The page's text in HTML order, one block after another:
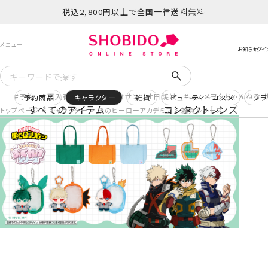
税込2,800円以上で全国一律送料無料
予約 再入荷 ヒロアカ サンリオ日焼け コスメヲタちゃんねる
すべてのアイテム コンタクトレンズ
予約商品 キャラクター 雑貨 ビューティーコスメ ブ
トップページ キャラクター 僕のヒーローアカデミア 雑貨シリーズ